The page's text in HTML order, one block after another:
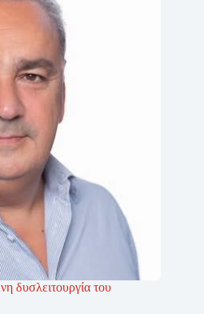
δυσλειτουργία του